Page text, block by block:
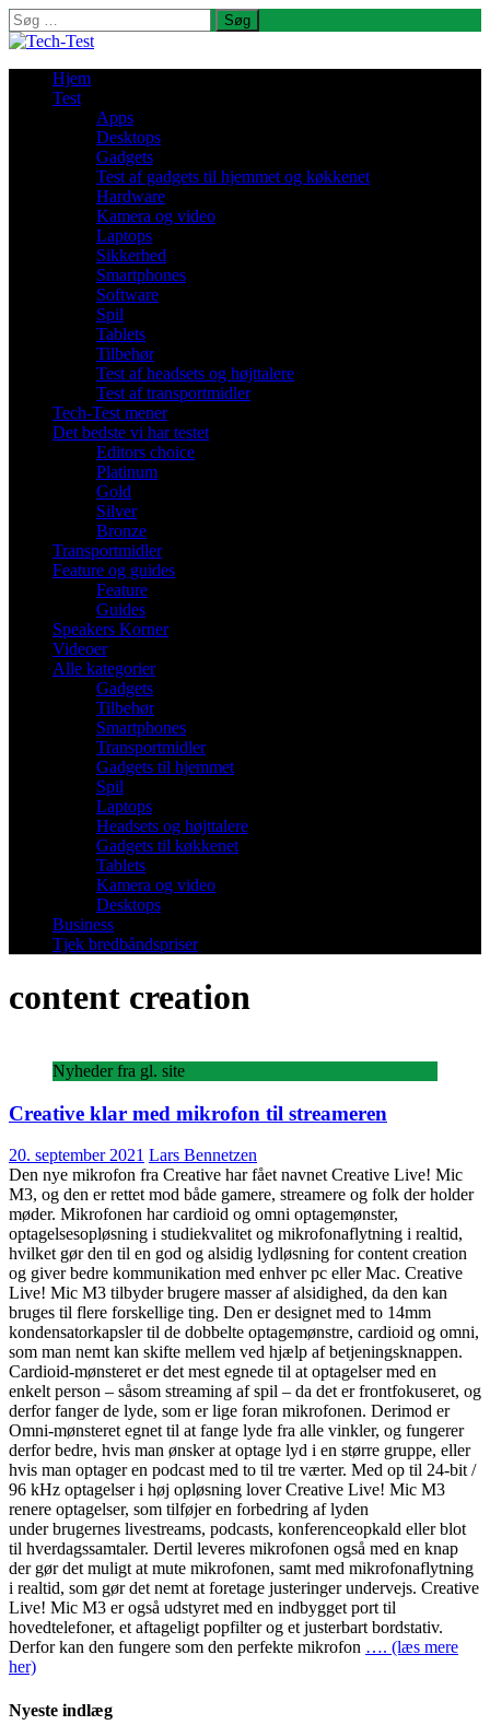
Søg
efter:
Hjem
Test
Apps
Desktops
Gadgets
Test af gadgets til hjemmet og køkkenet
Hardware
Kamera og video
Laptops
Sikkerhed
Smartphones
Software
Spil
Tablets
Tilbehør
Test af headsets og højttalere
Test af transportmidler
Tech-Test mener
Det bedste vi har testet
Editors choice
Platinum
Gold
Silver
Bronze
Transportmidler
Feature og guides
Feature
Guides
Speakers Korner
Videoer
Alle kategorier
Gadgets
Tilbehør
Smartphones
Transportmidler
Gadgets til hjemmet
Spil
Laptops
Headsets og højttalere
Gadgets til køkkenet
Tablets
Kamera og video
Desktops
Business
Tjek bredbåndspriser
content creation
Nyheder fra gl. site
Creative klar med mikrofon til streameren
20. september 2021 Lars Bennetzen
Den nye mikrofon fra Creative har fået navnet Creative Live! Mic
M3, og den er rettet mod både gamere, streamere og folk der holder
møder. Mikrofonen har cardioid og omni optagemønster,
optagelsesopløsning i studiekvalitet og mikrofonaflytning i realtid,
hvilket gør den til en god og alsidig lydløsning for content creation
og giver bedre kommunikation med enhver pc eller Mac. Creative
Live! Mic M3 tilbyder brugere masser af alsidighed, da den kan
bruges til flere forskellige ting. Den er designet med to 14mm
kondensatorkapsler til de dobbelte optagemønstre, cardioid og omni,
som man nemt kan skifte mellem ved hjælp af betjeningsknappen.
Cardioid-mønsteret er det mest egnede til at optagelser med en
enkelt person – såsom streaming af spil – da det er frontfokuseret, og
derfor fanger de lyde, som er lige foran mikrofonen. Derimod er
Omni-mønsteret egnet til at fange lyde fra alle vinkler, og fungerer
derfor bedre, hvis man ønsker at optage lyd i en større gruppe, eller
hvis man optager en podcast med to til tre værter. Med op til 24-bit /
96 kHz optagelser i høj opløsning lover Creative Live! Mic M3
renere optagelser, som tilføjer en forbedring af lyden
under brugernes livestreams, podcasts, konferenceopkald eller blot
til hverdagssamtaler. Dertil leveres mikrofonen også med en knap
der gør det muligt at mute mikrofonen, samt med mikrofonaflytning
i realtid, som gør det nemt at foretage justeringer undervejs. Creative
Live! Mic M3 er også udstyret med en indbygget port til
hovedtelefoner, et aftageligt popfilter og et justerbart bordstativ.
Derfor kan den fungere som den perfekte mikrofon …. (læs mere
her)
Nyeste indlæg